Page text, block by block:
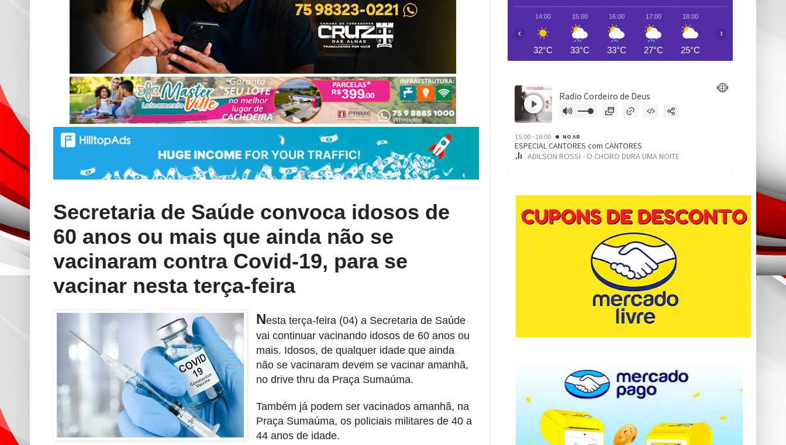
Secretaria de Saúde convoca idosos de
60 anos ou mais que ainda não se
vacinaram contra Covid-19, para se
vacinar nesta terça-feira
Nesta terça-feira (04) a Secretaria de Saúde
vai continuar vacinando idosos de 60 anos ou
mais. Idosos, de qualquer idade que ainda
não se vacinaram devem se vacinar amanhã,
no drive thru da Praça Sumaúma.
Também já podem ser vacinados amanhã, na
Praça Sumaúma, os policiais militares de 40 a
44 anos de idade.
14:00
32°C
15:00
33°C
16:00
33°C
17:00
27°C
18:00
25°C
‹ ›